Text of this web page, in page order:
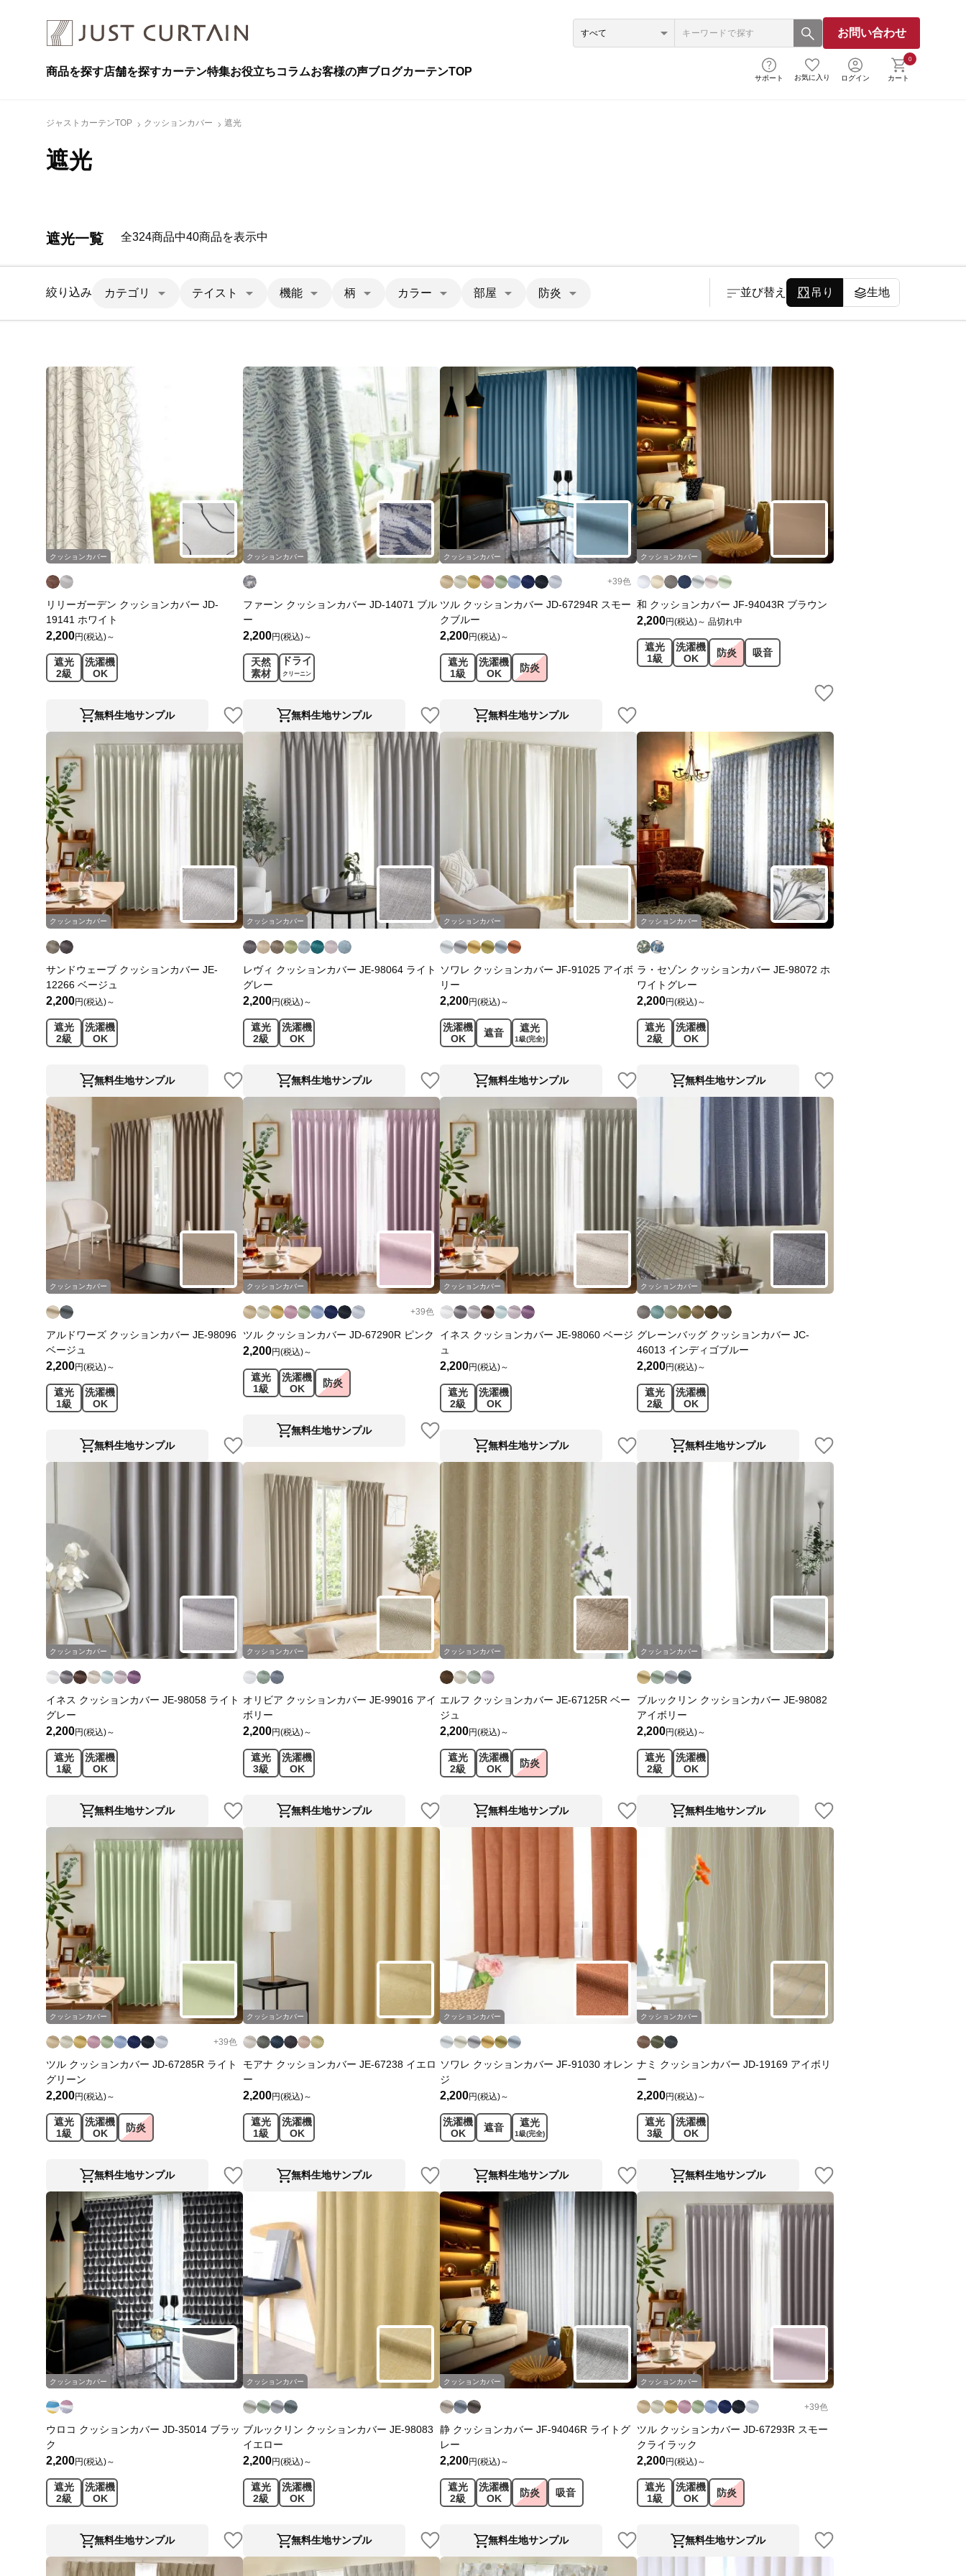
お問い合わせ
商品を探す店舗を探すカーテン特集お役立ちコラムお客様の声ブログカーテンTOP
サポート お気に入り ログイン
0
カート
ジャストカーテンTOP クッションカバー 遮光
遮光
遮光一覧 全324商品中40商品を表示中
絞り込み カテゴリ テイスト 機能 柄 カラー 部屋 防炎 並び替え 吊り 生地
クッションカバー
リリーガーデン クッションカバー JD-
19141 ホワイト
2,200円(税込)～
遮光
2級
洗濯機
OK
無料生地サンプル
クッションカバー
ファーン クッションカバー JD-14071 ブル
ー
2,200円(税込)～
天然
素材
ドライ
クリーニン
無料生地サンプル
クッションカバー
+39色
ツル クッションカバー JD-67294R スモー
クブルー
2,200円(税込)～
遮光
1級
洗濯機
OK
防炎
無料生地サンプル
クッションカバー
和 クッションカバー JF-94043R ブラウン
2,200円(税込)～ 品切れ中
遮光
1級
洗濯機
OK
防炎 吸音
クッションカバー
サンドウェーブ クッションカバー JE-
12266 ベージュ
2,200円(税込)～
遮光
2級
洗濯機
OK
無料生地サンプル
クッションカバー
レヴィ クッションカバー JE-98064 ライト
グレー
2,200円(税込)～
遮光
2級
洗濯機
OK
無料生地サンプル
クッションカバー
ソワレ クッションカバー JF-91025 アイボ
リー
2,200円(税込)～
洗濯機
OK
遮音 遮光
1級(完全)
無料生地サンプル
クッションカバー
ラ・セゾン クッションカバー JE-98072 ホ
ワイトグレー
2,200円(税込)～
遮光
2級
洗濯機
OK
無料生地サンプル
クッションカバー
アルドワーズ クッションカバー JE-98096
ベージュ
2,200円(税込)～
遮光
1級
洗濯機
OK
無料生地サンプル
クッションカバー
+39色
ツル クッションカバー JD-67290R ピンク
2,200円(税込)～
遮光
1級
洗濯機
OK
防炎
無料生地サンプル
クッションカバー
イネス クッションカバー JE-98060 ベージ
ュ
2,200円(税込)～
遮光
2級
洗濯機
OK
無料生地サンプル
クッションカバー
グレーンバッグ クッションカバー JC-
46013 インディゴブルー
2,200円(税込)～
遮光
2級
洗濯機
OK
無料生地サンプル
クッションカバー
イネス クッションカバー JE-98058 ライト
グレー
2,200円(税込)～
遮光
1級
洗濯機
OK
無料生地サンプル
クッションカバー
オリビア クッションカバー JE-99016 アイ
ボリー
2,200円(税込)～
遮光
3級
洗濯機
OK
無料生地サンプル
クッションカバー
エルフ クッションカバー JE-67125R ベー
ジュ
2,200円(税込)～
遮光
2級
洗濯機
OK
防炎
無料生地サンプル
クッションカバー
ブルックリン クッションカバー JE-98082
アイボリー
2,200円(税込)～
遮光
2級
洗濯機
OK
無料生地サンプル
クッションカバー
+39色
ツル クッションカバー JD-67285R ライト
グリーン
2,200円(税込)～
遮光
1級
洗濯機
OK
防炎
無料生地サンプル
クッションカバー
モアナ クッションカバー JE-67238 イエロ
ー
2,200円(税込)～
遮光
1級
洗濯機
OK
無料生地サンプル
クッションカバー
ソワレ クッションカバー JF-91030 オレン
ジ
2,200円(税込)～
洗濯機
OK
遮音 遮光
1級(完全)
無料生地サンプル
クッションカバー
ナミ クッションカバー JD-19169 アイボリ
ー
2,200円(税込)～
遮光
3級
洗濯機
OK
無料生地サンプル
クッションカバー
ウロコ クッションカバー JD-35014 ブラッ
ク
2,200円(税込)～
遮光
2級
洗濯機
OK
無料生地サンプル
クッションカバー
ブルックリン クッションカバー JE-98083
イエロー
2,200円(税込)～
遮光
2級
洗濯機
OK
無料生地サンプル
クッションカバー
静 クッションカバー JF-94046R ライトグ
レー
2,200円(税込)～
遮光
2級
洗濯機
OK
防炎 吸音
無料生地サンプル
クッションカバー
+39色
ツル クッションカバー JD-67293R スモー
クライラック
2,200円(税込)～
遮光
1級
洗濯機
OK
防炎
無料生地サンプル